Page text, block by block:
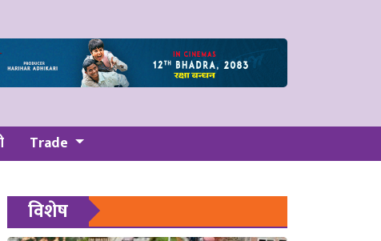
Trade
विशेष